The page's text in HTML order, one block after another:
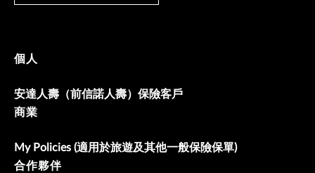
個人
安達人壽（前信諾人壽）保險客戶
商業
My Policies (適用於旅遊及其他一般保險保單)
合作夥伴